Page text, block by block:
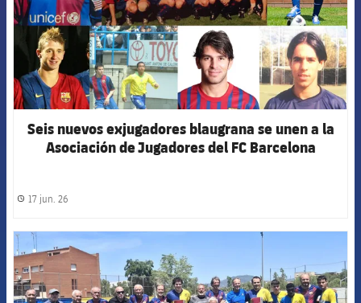
Seis nuevos exjugadores blaugrana se unen a la
Asociación de Jugadores del FC Barcelona
label.share.clock
17 jun. 26
FCB Barcelona badge